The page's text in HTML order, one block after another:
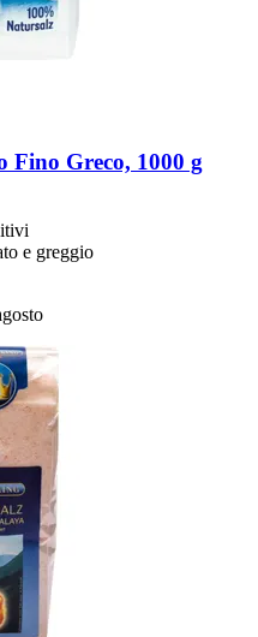
Fino Greco, 1000 g
e greggio